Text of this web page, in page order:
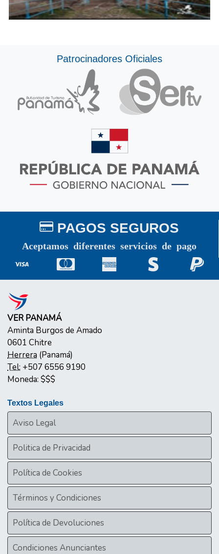
Patrocinadores Oficiales
PAGOS SEGUROS
Aceptamos diferentes servicios de pago
VER PANAMÁ
Aminta Burgos de Amado
0601 Chitre
Herrera (Panamá)
Tel: +507 6556 9190
Moneda: $$$
Textos Legales
Aviso Legal
Politica de Privacidad
Política de Cookies
Términos y Condiciones
Política de Devoluciones
Condiciones Anunciantes